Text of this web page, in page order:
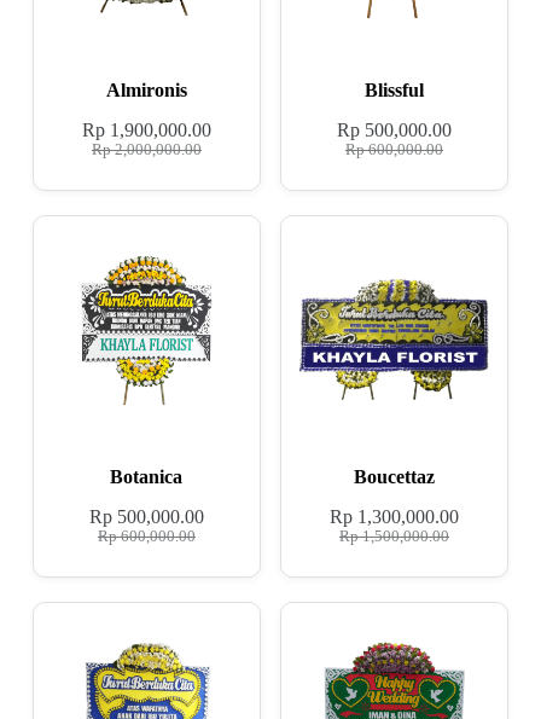
Almironis
Rp2,000,000.00
Rp1,900,000.00
Blissful
Rp600,000.00
Rp 500,000.00
Botanica
Rp600,000.00
Rp500,000.00
Boucettaz
Rp1,500,000.00
Rp 1,300,000.00